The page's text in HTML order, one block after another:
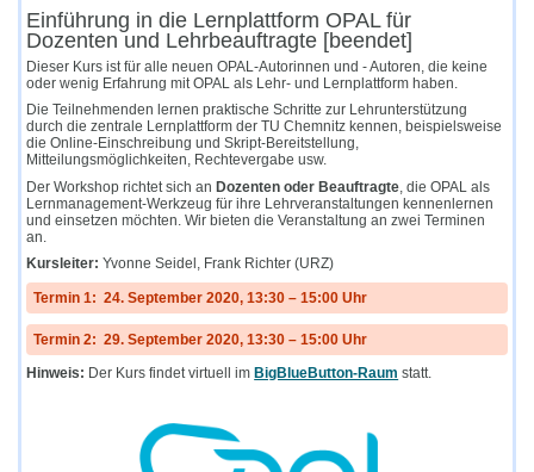
Einführung in die Lernplattform OPAL für
Dozenten und Lehrbeauftragte [beendet]
Dieser Kurs ist für alle neuen OPAL-Autorinnen und - Autoren, die keine
oder wenig Erfahrung mit OPAL als Lehr- und Lernplattform haben.
Die Teilnehmenden lernen praktische Schritte zur Lehrunterstützung
durch die zentrale Lernplattform der TU Chemnitz kennen, beispielsweise
die Online-Einschreibung und Skript-Bereitstellung,
Mitteilungsmöglichkeiten, Rechtevergabe usw.
Der Workshop richtet sich anDozenten oder Beauftragte , die OPAL als
Lernmanagement-Werkzeug für ihre Lehrveranstaltungen kennenlernen
und einsetzen möchten. Wir bieten die Veranstaltung an zwei Terminen
an.
Kursleiter: Yvonne Seidel, Frank Richter (URZ)
Termin 1: 24. September 2020, 13:30 – 15:00 Uhr
Termin 2: 29. September 2020, 13:30 – 15:00 Uhr
Hinweis: Der Kurs findet virtuell im BigBlueButton-Raum statt.